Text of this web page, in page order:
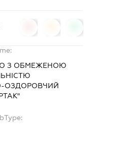
З ОБМЕЖЕНОЮ
ОЗДОРОВЧИЙ